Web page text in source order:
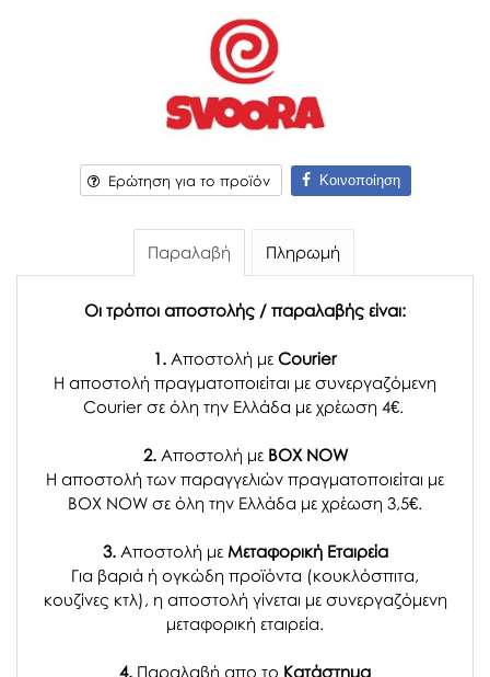
Ερώτηση για το προϊόν Κοινοποίηση
Παραλαβή Πληρωμή
Οι τρόποι αποστολής / παραλαβής είναι:
1. Αποστολή με Courier
Η αποστολή πραγματοποιείται με συνεργαζόμενη
Courier σε όλη την Ελλάδα με χρέωση 4€.
2. Αποστολή μεBOX NOW
Η αποστολή των παραγγελιών πραγματοποιείται με
BOX NOW σε όλη την Ελλάδα με χρέωση 3,5€.
3. Αποστολή μεΜεταφορική Εταιρεία
Για βαριά ή ογκώδη προϊόντα (κουκλόσπιτα,
κουζίνες κτλ), η αποστολή γίνεται με συνεργαζόμενη
μεταφορική εταιρεία.
4. Παραλαβή απο το Κατάστημα